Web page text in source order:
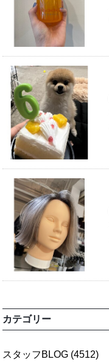
カテゴリー
スタッフBLOG (4512)